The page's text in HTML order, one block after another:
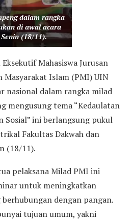
dalam rangka
di awal acara
(18/11).
Eksekutif Mahasiswa Jurusan
Masyarakat Islam (PMI) UIN
nasional dalam rangka milad
mengusung tema “Kedaulatan
Sosial” ini berlangsung pukul
Fakultas Dakwah dan
(18/11).
pelaksana Milad PMI ini
untuk meningkatkan
dengan pangan.
tujuan umum, yakni